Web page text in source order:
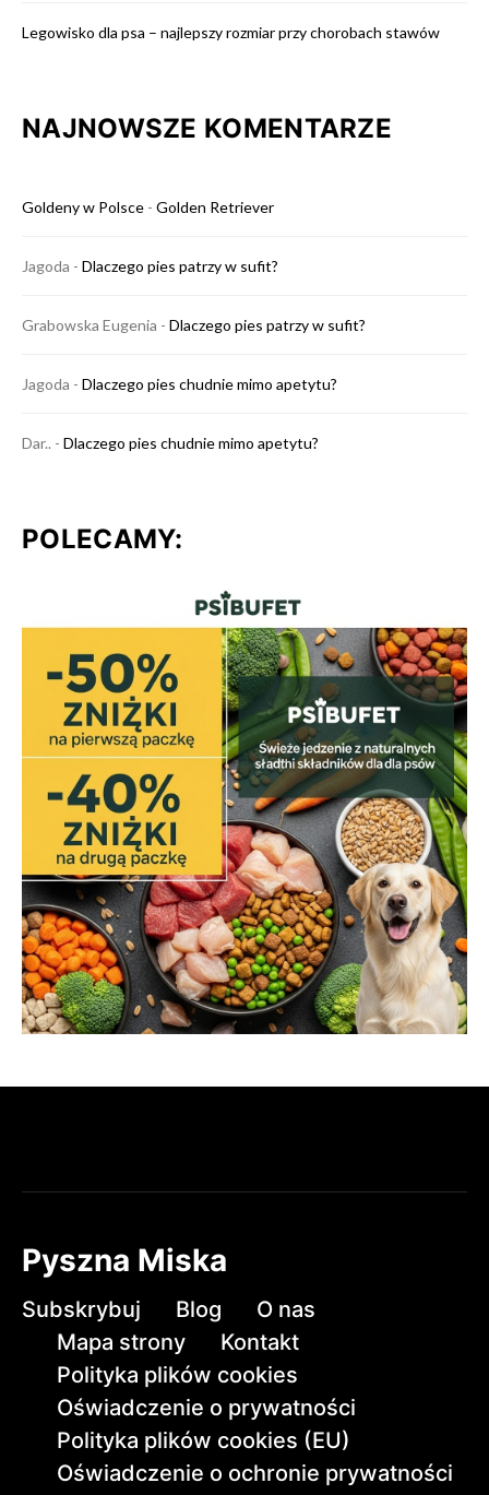
Legowisko dla psa – najlepszy rozmiar przy chorobach stawów
NAJNOWSZE KOMENTARZE
Goldeny w Polsce - Golden Retriever
Jagoda - Dlaczego pies patrzy w sufit?
Grabowska Eugenia - Dlaczego pies patrzy w sufit?
Jagoda - Dlaczego pies chudnie mimo apetytu?
Dar.. - Dlaczego pies chudnie mimo apetytu?
POLECAMY:
Pyszna Miska
Subskrybuj Blog
O nas
Mapa strony
Kontakt
Polityka plików cookies
Oświadczenie o prywatności
Polityka plików cookies (EU)
Oświadczenie o ochronie prywatności